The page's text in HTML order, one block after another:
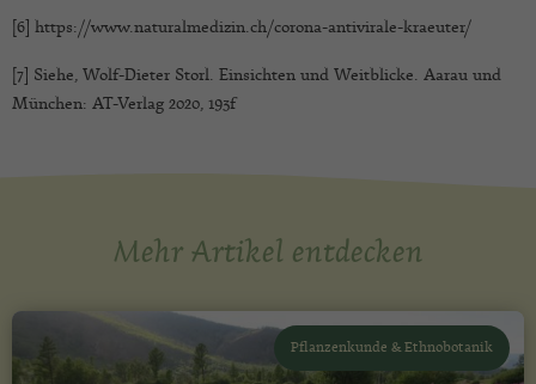
[6] https://www.naturalmedizin.ch/corona-antivirale-kraeuter/
[7] Siehe, Wolf-Dieter Storl. Einsichten und Weitblicke. Aarau und
München: AT-Verlag 2020, 193f
Mehr Artikel entdecken
Pflanzenkunde & Ethnobotanik